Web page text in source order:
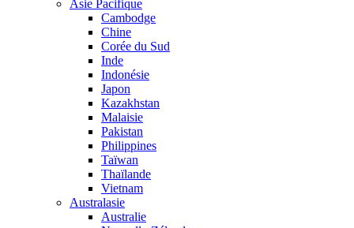
Asie Pacifique
Cambodge
Chine
Corée du Sud
Inde
Indonésie
Japon
Kazakhstan
Malaisie
Pakistan
Philippines
Taïwan
Thaïlande
Vietnam
Australasie
Australie